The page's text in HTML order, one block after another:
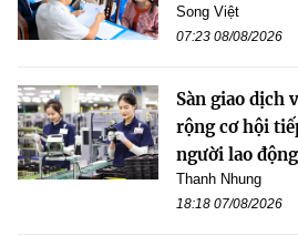
Song Việt
07:23 08/08/2026
Sàn giao dịch
rộng cơ hội
người lao động
Thanh Nhung
18:18 07/08/2026